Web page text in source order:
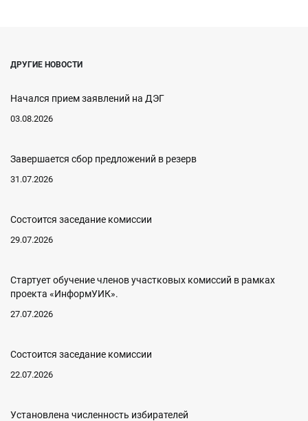
ДРУГИЕ НОВОСТИ
Начался прием заявлений на ДЭГ
03.08.2026
Завершается сбор предложений в резерв
31.07.2026
Состоится заседание комиссии
29.07.2026
Стартует обучение членов участковых комиссий в рамках
проекта «ИнформУИК».
27.07.2026
Состоится заседание комиссии
22.07.2026
Установлена численность избирателей